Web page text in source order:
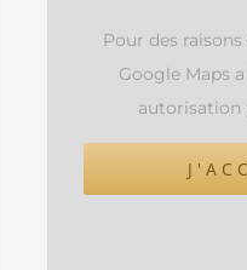
Pour des
Google Maps
autorisation